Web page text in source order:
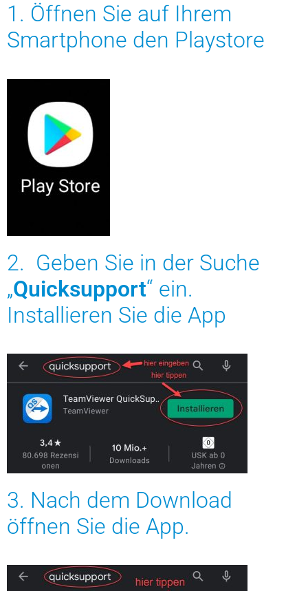
1. Öffnen Sie auf Ihrem
Smartphone den Playstore
2. Geben Sie in der Suche
„Quicksupport“ ein.
Installieren Sie die App
3. Nach dem Download
öffnen Sie die App.